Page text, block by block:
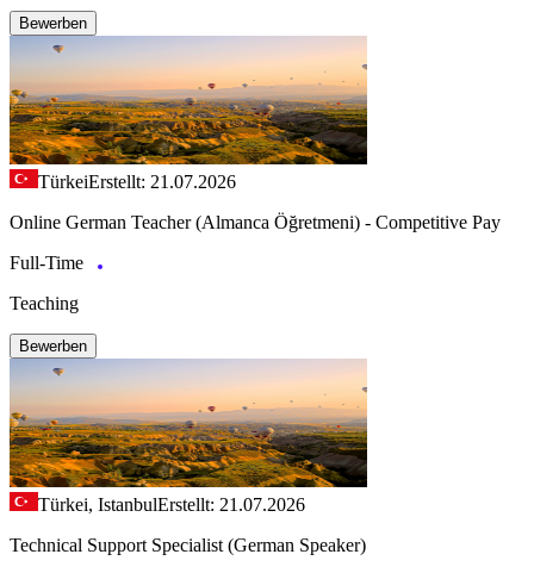
Bewerben
TürkeiErstellt: 21.07.2026
Online German Teacher (Almanca Öğretmeni) - Competitive Pay
Full-Time
Teaching
Bewerben
Türkei, IstanbulErstellt: 21.07.2026
Technical Support Specialist (German Speaker)